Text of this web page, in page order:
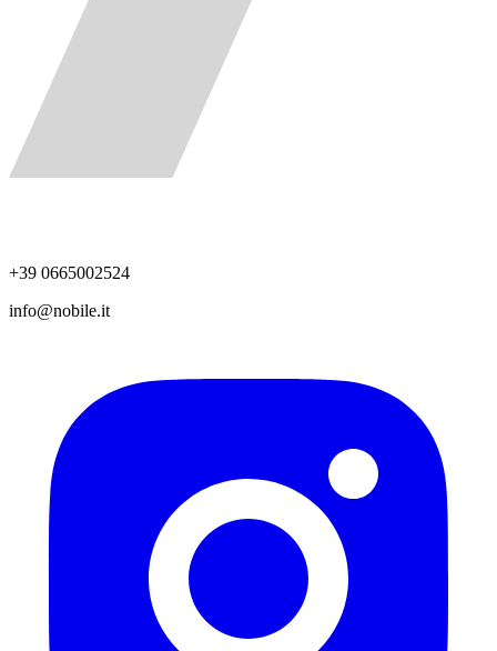
+39 0665002524
info@nobile.it